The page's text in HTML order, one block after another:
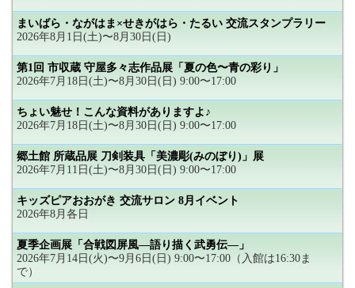
まいばら・ながはま×せきがはら・たるい 交流スタンプラリー
2026年8月1日(土)〜8月30日(日)
第1回 市収蔵 守屋多々志作品展「夏の色〜青の彩り」
2026年7月18日(土)〜8月30日(日) 9:00〜17:00
ちょい魅せ！こんな資料がありますよ♪
2026年7月18日(土)〜8月30日(日) 9:00〜17:00
郷土館 所蔵品展 刀剣装具「美濃彫(みのぼり)」展
2026年7月11日(土)〜8月30日(日) 9:00〜17:00
キッズピアおおがき 交流サロン 8月イベント
2026年8月各日
夏季企画展「合戦図屏風―語り描く武勇伝―」
2026年7月14日(火)〜9月6日(日) 9:00〜17:00（入館は16:30ま
で）